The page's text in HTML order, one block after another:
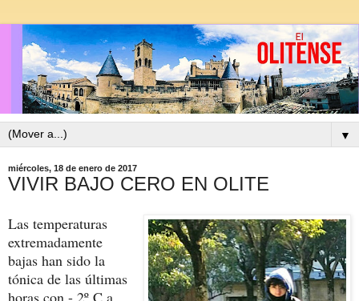
▼
miércoles, 18 de enero de 2017
VIVIR BAJO CERO EN OLITE
Las temperaturas
extremadamente
bajas han sido la
tónica de las últimas
horas con - 2º C a